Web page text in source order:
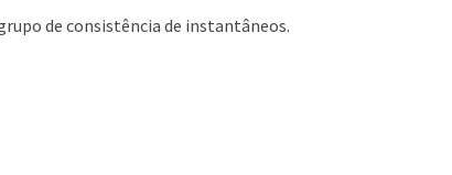
de consistência de instantâneos.